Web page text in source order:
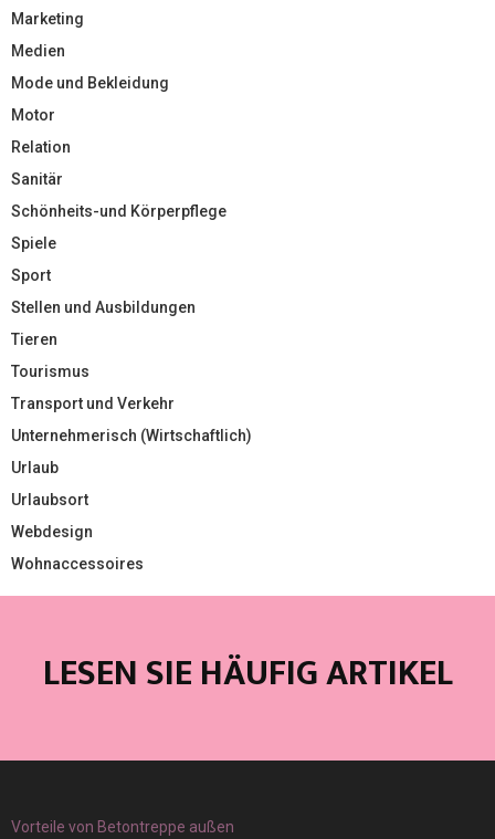
Marketing
Medien
Mode und Bekleidung
Motor
Relation
Sanitär
Schönheits-und Körperpflege
Spiele
Sport
Stellen und Ausbildungen
Tieren
Tourismus
Transport und Verkehr
Unternehmerisch (Wirtschaftlich)
Urlaub
Urlaubsort
Webdesign
Wohnaccessoires
LESEN SIE HÄUFIG ARTIKEL
Vorteile von Betontreppe außen